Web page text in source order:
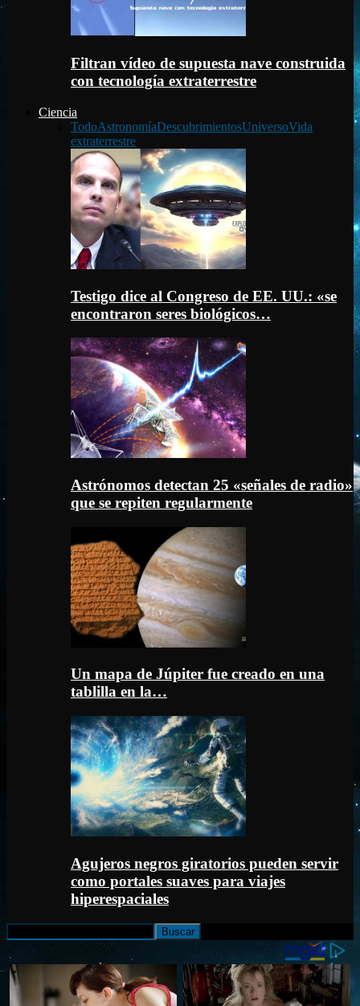
Filtran vídeo de supuesta nave construida
con tecnología extraterrestre
Ciencia
TodoAstronomíaDescubrimientosUniversoVida
extraterrestre
Testigo dice al Congreso de EE. UU.: «se
encontraron seres biológicos…
Astrónomos detectan 25 «señales de radio»
que se repiten regularmente
Un mapa de Júpiter fue creado en una
tablilla en la…
Agujeros negros giratorios pueden servir
como portales suaves para viajes
hiperespaciales